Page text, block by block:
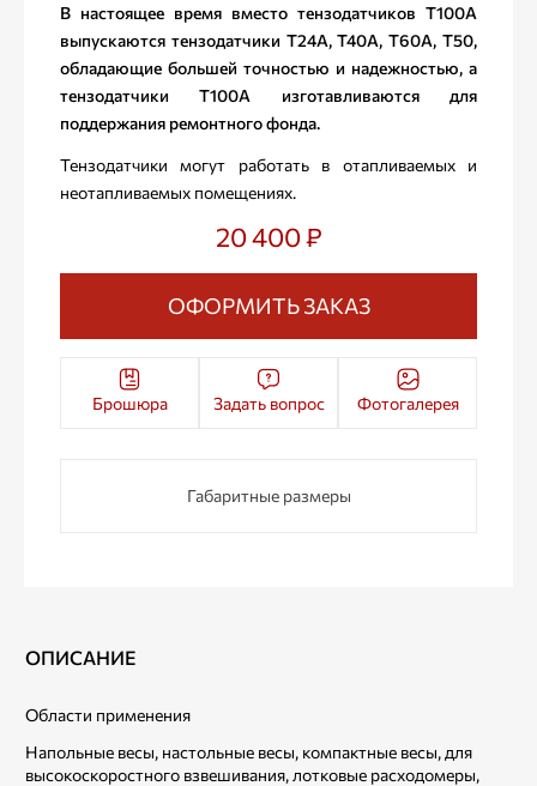
В настоящее время вместо тензодатчиков Т100А
выпускаются тензодатчики Т24А, Т40А, Т60А, Т50,
обладающие большей точностью и надежностью, а
тензодатчики Т100А изготавливаются для
поддержания ремонтного фонда.
Тензодатчики могут работать в отапливаемых и
неотапливаемых помещениях.
Брошюра Задать вопрос Фотогалерея
20 400 ₽
ОФОРМИТЬ ЗАКАЗ
Габаритные размеры
ОПИСАНИЕ
Области применения
Напольные весы, настольные весы, компактные весы, для
высокоскоростного взвешивания, лотковые расходомеры,